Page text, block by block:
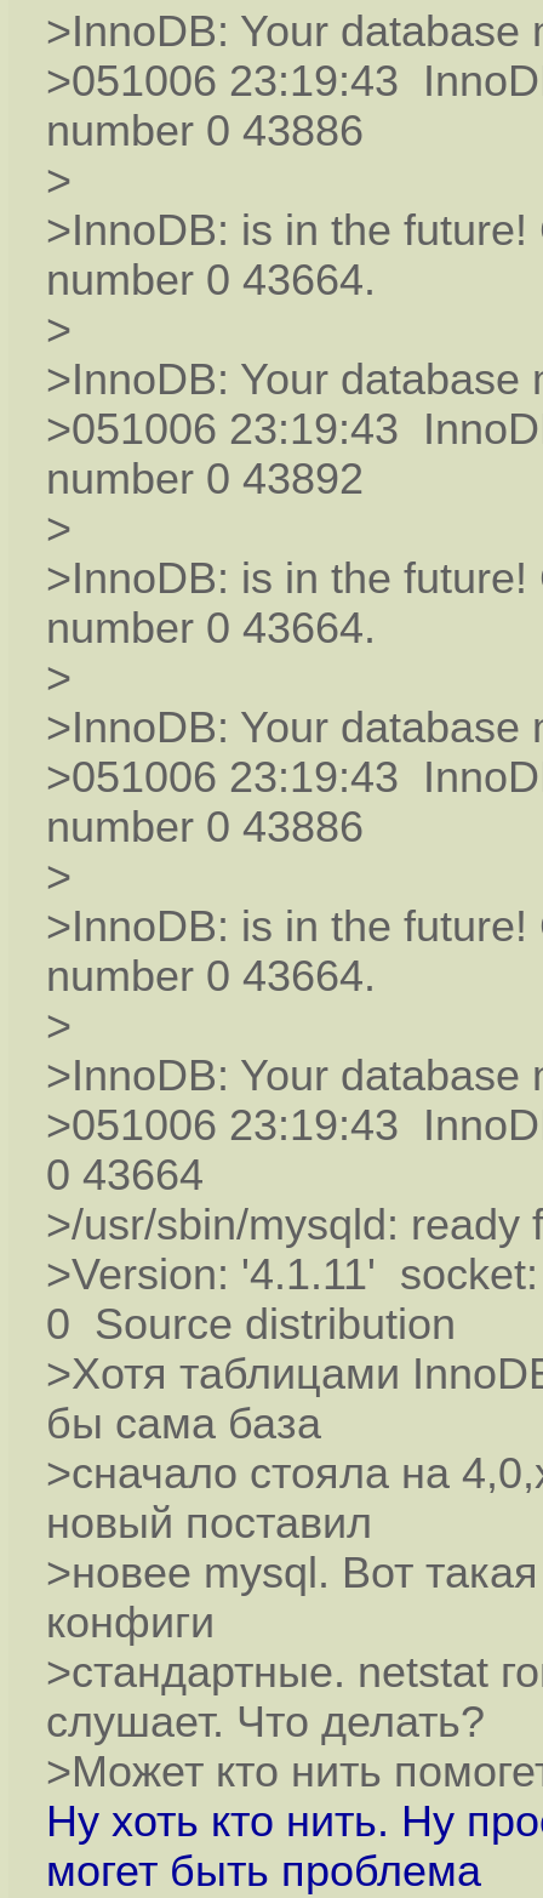
>InnoDB: Your database
>051006 23:19:43
number 0 43886
>
>InnoDB: is in the
number 0 43664.
>
>InnoDB: Your database
>051006 23:19:43
number 0 43892
>
>InnoDB: is in the
number 0 43664.
>
>InnoDB: Your database
>051006 23:19:43
number 0 43886
>
>InnoDB: is in the
number 0 43664.
>
>InnoDB: Your database
>051006 23:19:43
0 43664
>/usr/sbin/mysqld: ready
>Version: '4.1.11'
0 Source distribution
>Хотя таблицами
бы сама база
>сначало стояла на
новый поставил
>новее mysql. Вот
конфиги
>стандартные. netstat
слушает. Что делать?
>Может кто нить
Ну хоть кто нить. Ну
могет быть проблема